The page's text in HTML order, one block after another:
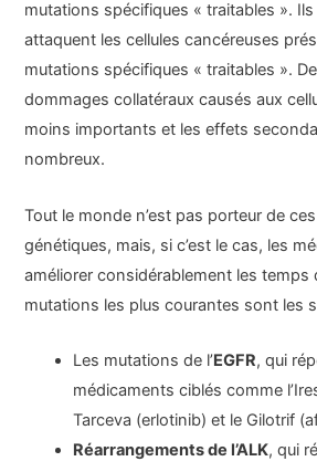
mutations spécifiques « traitables ».
attaquent les cellules cancéreuses
mutations spécifiques « traitables ».
dommages collatéraux causés aux
moins importants et les effets
nombreux.
Tout le monde n’est pas porteur de
génétiques, mais, si c’est le cas, les
améliorer considérablement les temps
mutations les plus courantes sont les
Les mutations de l’EGFR, qui
médicaments ciblés comme
Tarceva (erlotinib) et le Gilotrif
Réarrangements de l’ALK, qui